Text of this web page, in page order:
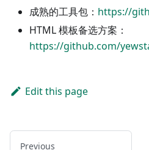
成熟的工具包： https://
HTML 模板备选方案：
https://github.com/
Edit this page
Previous